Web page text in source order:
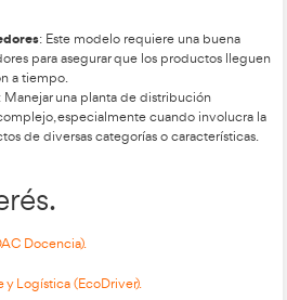
entrega del producto directamente
final. Se utiliza comúnmente en
pedido o personalizados, como
diseñados específicamente
de almacenamiento
intermedios.